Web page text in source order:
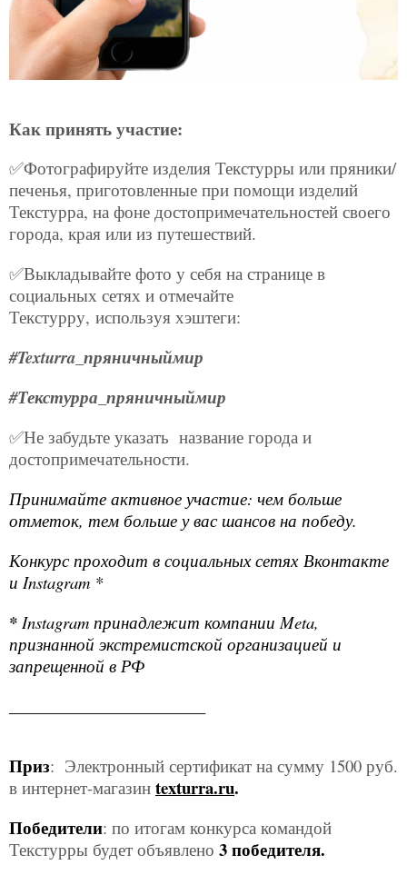
Как принять участие:
✅Фотографируйте изделия Текстурры или пряники/
печенья, приготовленные при помощи изделий
Текстурра, на фоне достопримечательностей своего
города, края или из путешествий.
✅Выкладывайте фото у себя на странице в
социальных сетях и отмечайте
Текстурру, используя хэштеги:
#Texturra_пряничныймир
#Текстурра_пряничныймир
✅Не забудьте указать название города и
достопримечательности.
Принимайте активное участие: чем больше
отметок, тем больше у вас шансов на победу.
Конкурс проходит в социальных сетях Вконтакте
и Instagram *
* Instagram принадлежит компании Meta,
признанной экстремистской организацией и
запрещенной в РФ
Приз: Электронный сертификат на сумму 1500 руб.
в интернет-магазин texturra.ru.
Победители: по итогам конкурса командой
Текстурры будет объявлено 3 победителя.